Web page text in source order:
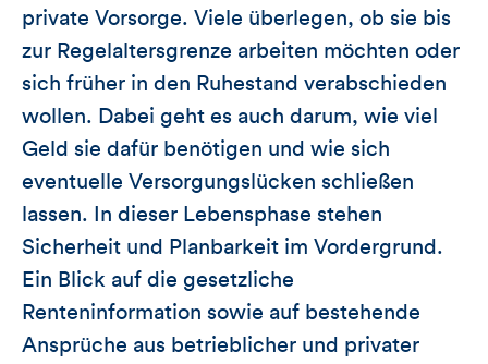
private Vorsorge. Viele überlegen, ob sie bis
zur Regelaltersgrenze arbeiten möchten oder
sich früher in den Ruhestand verabschieden
wollen. Dabei geht es auch darum, wie viel
Geld sie dafür benötigen und wie sich
eventuelle Versorgungslücken schließen
lassen. In dieser Lebensphase stehen
Sicherheit und Planbarkeit im Vordergrund.
Ein Blick auf die gesetzliche
Renteninformation sowie auf bestehende
Ansprüche aus betrieblicher und privater